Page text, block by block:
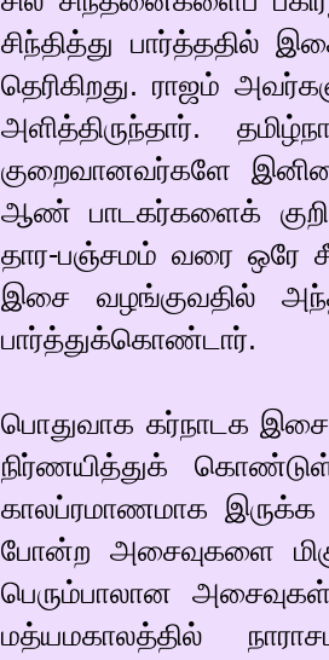
சிந்தித்து பார்த்ததில்
தெரிகிறது. ராஜம்
அளித்திருந்தார்.
குறைவானவர்களே
ஆண் பாடகர்களைக்
தார-பஞ்சமம் வரை ஒரே
இசை வழங்குவதில்
பார்த்துக்கொண்டார்.
பொதுவாக கர்நாடக
நிர்ணயித்துக்
காலப்ரமாணமாக இருக்க
போன்ற அசைவுகளை
பெரும்பாலான
மத்யமகாலத்தில்